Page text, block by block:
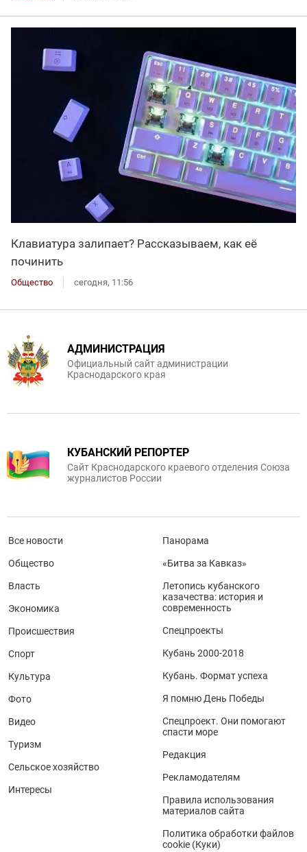
Клавиатура залипает? Рассказываем, как её
починить
Общество сегодня, 11:56
АДМИНИСТРАЦИЯ
Официальный сайт администрации
Краснодарского края
КУБАНСКИЙ РЕПОРТЕР
Сайт Краснодарского краевого отделения Союза
журналистов России
Все новости
Общество
Власть
Экономика
Происшествия
Спорт
Культура
Фото
Видео
Туризм
Сельское хозяйство
Интересы
Панорама
«Битва за Кавказ»
Летопись кубанского
казачества: история и
современность
Спецпроекты
Кубань 2000-2018
Кубань. Формат успеха
Я помню День Победы
Спецпроект. Они помогают
спасти море
Редакция
Рекламодателям
Правила использования
материалов сайта
Политика обработки файлов
cookie (Куки)